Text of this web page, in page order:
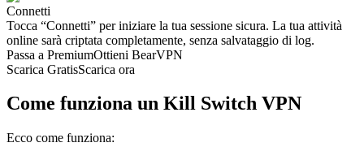
Connetti
Tocca “Connetti” per iniziare la tua sessione sicura. La tua attività
online sarà criptata completamente, senza salvataggio di log.
Passa a PremiumOttieni BearVPN
Scarica GratisScarica ora
Come funziona un Kill Switch VPN
Ecco come funziona: